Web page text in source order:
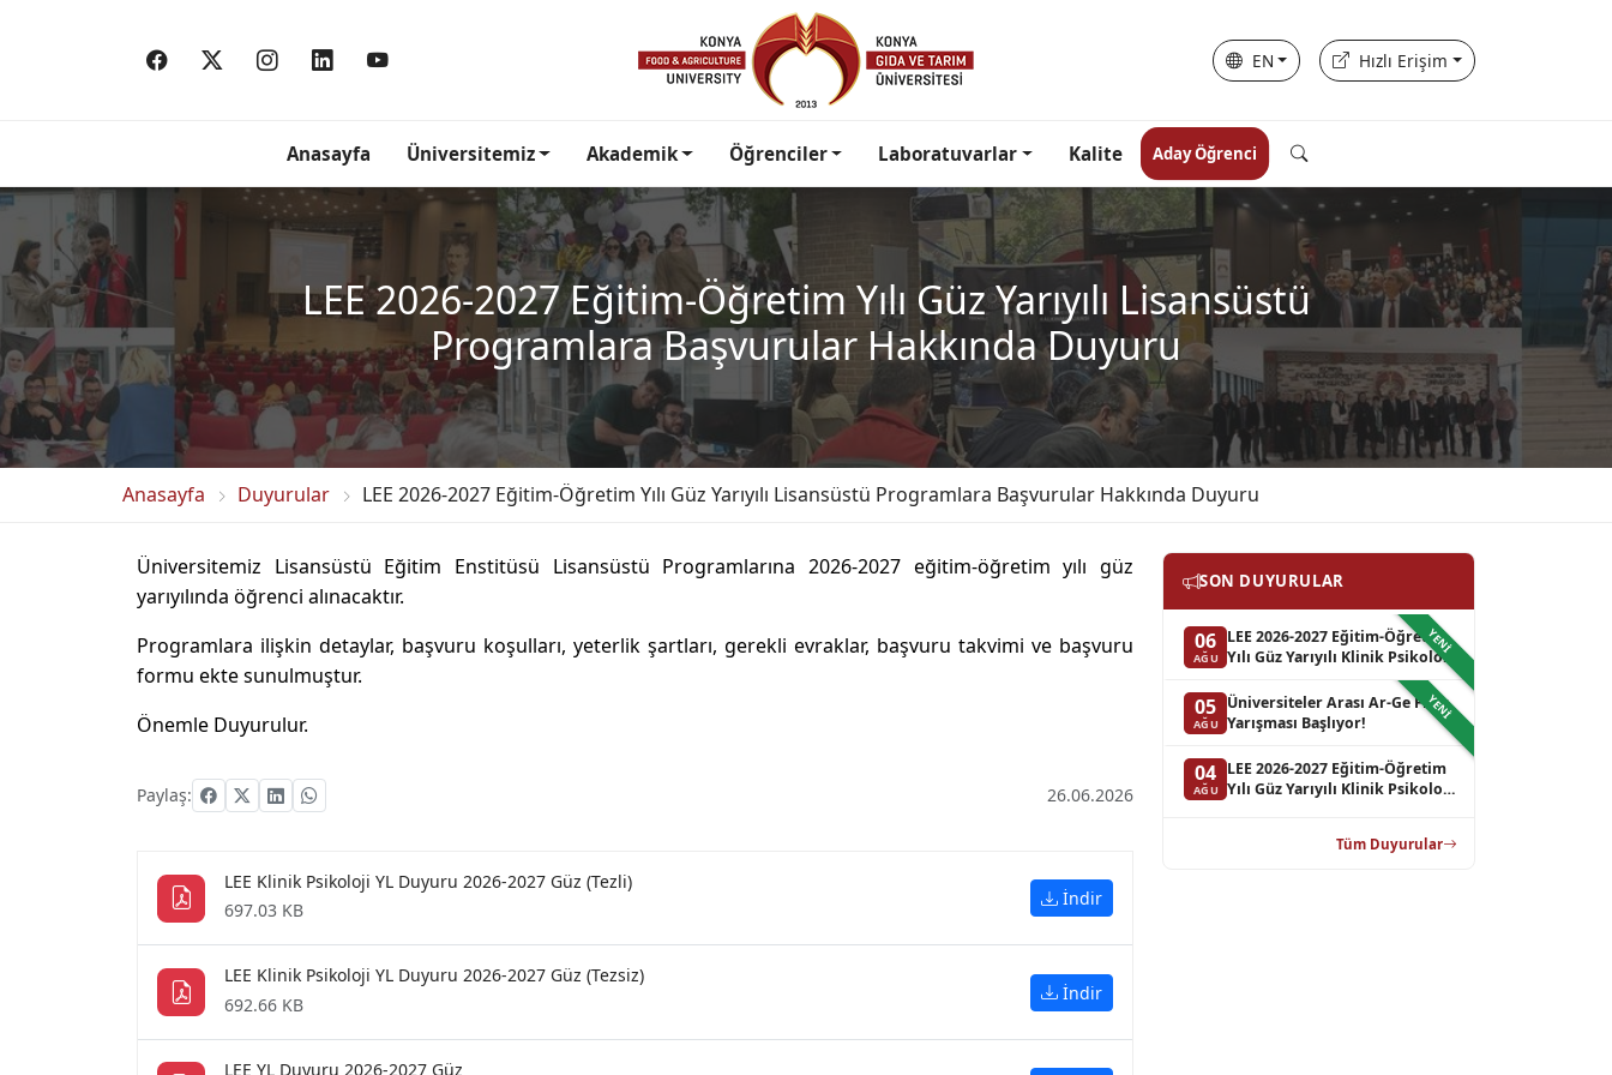
EN Hızlı Erişim
Anasayfa Üniversitemiz Akademik Öğrenciler Laboratuvarlar Kalite Aday Öğrenci
LEE 2026-2027 Eğitim-Öğretim Yılı Güz Yarıyılı Lisansüstü
Programlara Başvurular Hakkında Duyuru
Anasayfa Duyurular LEE 2026-2027 Eğitim-Öğretim Yılı Güz Yarıyılı Lisansüstü Programlara Başvurular Hakkında Duyuru
Üniversitemiz Lisansüstü Eğitim Enstitüsü Lisansüstü Programlarına 2026-2027 eğitim-öğretim yılı güz
yarıyılında öğrenci alınacaktır.
Programlara ilişkin detaylar, başvuru koşulları, yeterlik şartları, gerekli evraklar, başvuru takvimi ve başvuru
formu ekte sunulmuştur.
Önemle Duyurulur.
Paylaş: 26.06.2026
LEE Klinik Psikoloji YL Duyuru 2026-2027 Güz (Tezli)
697.03 KB
İndir
LEE Klinik Psikoloji YL Duyuru 2026-2027 Güz (Tezsiz)
692.66 KB
İndir
LEE YL Duyuru 2026-2027 Güz
SON DUYURULAR
YENI
06
AĞU
LEE 2026-2027 Eğitim-Öğretim
Yılı Güz Yarıyılı Klinik Psikoloji
Lisansüstü Programların Bilim
Sınavı Sonucu Hakkında
Duyuru (Yedek Liste-3)
YENI
05
AĞU
Üniversiteler Arası Ar-Ge Fikir
Yarışması Başlıyor!
04
AĞU
LEE 2026-2027 Eğitim-Öğretim
Yılı Güz Yarıyılı Klinik Psikoloji
Duyuru (Yedek Liste-2)
Tüm Duyurular